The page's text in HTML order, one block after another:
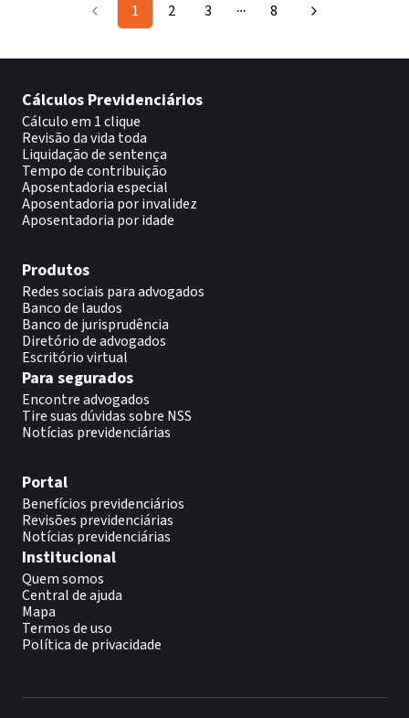
1 2 3 More pages
8
Cálculos Previdenciários
Cálculo em 1 clique
Revisão da vida toda
Liquidação de sentença
Tempo de contribuição
Aposentadoria especial
Aposentadoria por invalidez
Aposentadoria por idade
Produtos
Redes sociais para advogados
Banco de laudos
Banco de jurisprudência
Diretório de advogados
Escritório virtual
Para segurados
Encontre advogados
Tire suas dúvidas sobre NSS
Notícias previdenciárias
Portal
Benefícios previdenciários
Revisões previdenciárias
Notícias previdenciárias
Institucional
Quem somos
Central de ajuda
Mapa
Termos de uso
Política de privacidade